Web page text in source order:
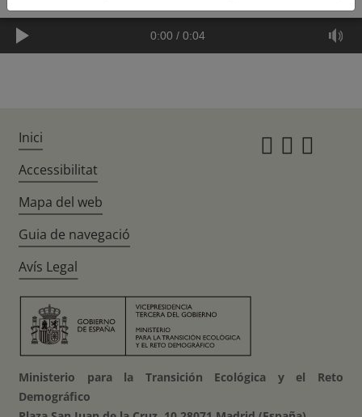
0:00 / 0:04
Inici
Accessibilitat
Mapa del web
Guia de navegació
Avís Legal
Ministerio para la Transición Ecológica y el Reto
Demográfico